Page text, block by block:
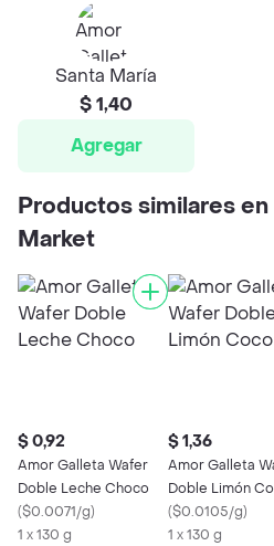
Santa María
$ 1,40
Agregar
Productos similares
Market
$ 0,92
Amor Galleta Wafer
Doble Leche Choco
($0.0071/g)
1 x 130 g
$ 1,36
Amor Galleta
Doble Limón
($0.0105/g)
1 x 130 g